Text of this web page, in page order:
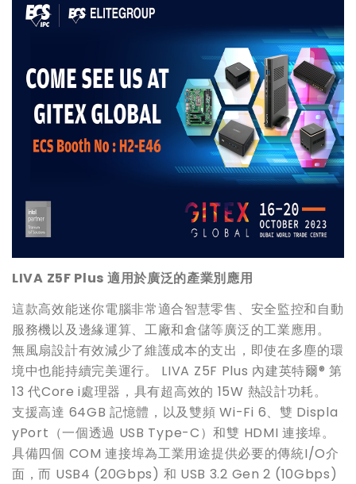
LIVA Z5F Plus 適用於廣泛的產業別應用
這款高效能迷你電腦非常適合智慧零售、安全監控和自動
服務機以及邊緣運算、工廠和倉儲等廣泛的工業應用。
無風扇設計有效減少了維護成本的支出，即使在多塵的環
境中也能持續完美運行。 LIVA Z5F Plus 內建英特爾® 第
13 代Core i處理器，具有超高效的 15W 熱設計功耗。
支援高達 64GB 記憶體，以及雙頻 Wi-Fi 6、雙 Displa
yPort（一個透過 USB Type-C）和雙 HDMI 連接埠。
具備四個 COM 連接埠為工業用途提供必要的傳統I/O介
面，而 USB4 (20Gbps) 和 USB 3.2 Gen 2 (10Gbps)